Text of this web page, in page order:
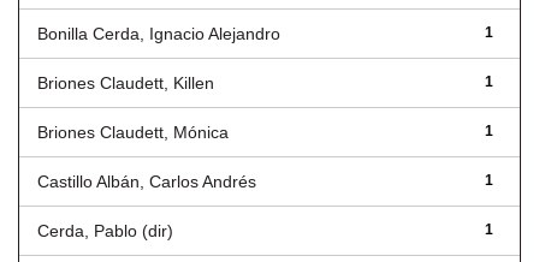
1
Bonilla Cerda, Ignacio Alejandro
1
Briones Claudett, Killen
1
Briones Claudett, Mónica
1
Castillo Albán, Carlos Andrés
1
Cerda, Pablo (dir)